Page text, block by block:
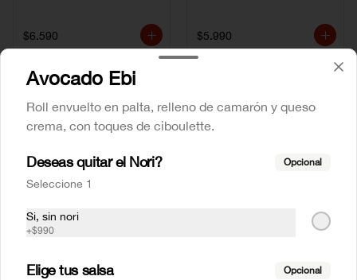
$6.590 $5.990
Avocado clasic
$6.290
Avocado Ebi
Roll envuelto en palta, relleno de camarón y queso
crema, con toques de ciboulette.
Deseas quitar el Nori? Opcional
Seleccione 1
Si, sin nori
+$990
Elige tus salsa Opcional